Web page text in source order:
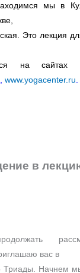
мы в
Это лекция
на сайтах
,www.yogacenter.ru
в
вас в
Триады. Начнем